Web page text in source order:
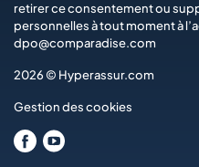
retirer ce consentement ou
personnelles à tout moment à
dpo@comparadise.com
2026 © Hyperassur.com
Gestion des cookies